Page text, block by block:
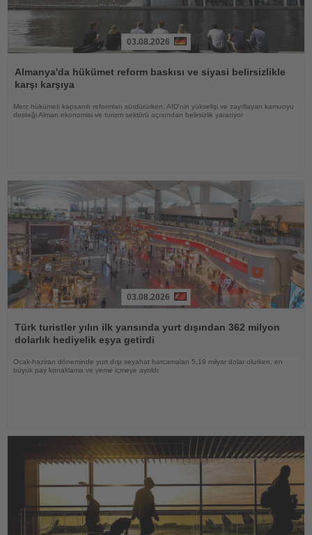
Oku
03.08.2026
Almanya'da hükümet reform baskısı ve siyasi belirsizlikle
karşı karşıya
Merz hükümeti kapsamlı reformları sürdürürken, AfD'nin yükselişi ve zayıflayan kamuoyu
desteği Alman ekonomisi ve turizm sektörü açısından belirsizlik yaratıyor
Oku
03.08.2026
Türk turistler yılın ilk yarısında yurt dışından 362 milyon
dolarlık hediyelik eşya getirdi
Ocak-haziran döneminde yurt dışı seyahat harcamaları 5,19 milyar dolar olurken, en
büyük pay konaklama ve yeme içmeye ayrıldı